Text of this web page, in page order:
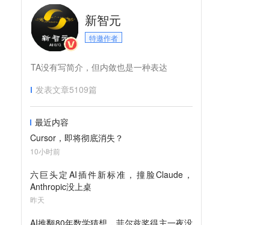
新智元
特邀作者
TA没有写简介，但内敛也是一种表达
发表文章5109篇
最近内容
Cursor，即将彻底消失？
10小时前
六巨头定AI插件新标准，撞脸Claude，
Anthropic没上桌
昨天
AI推翻80年数学猜想，菲尔兹奖得主一夜没